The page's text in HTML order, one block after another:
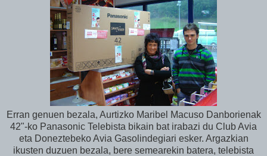
Erran genuen bezala, Aurtizko Maribel Macuso Danborienak
42"-ko Panasonic Telebista bikain bat irabazi du Club Avia
eta Doneztebeko Avia Gasolindegiari esker. Argazkian
ikusten duzuen bezala, bere semearekin batera, telebista